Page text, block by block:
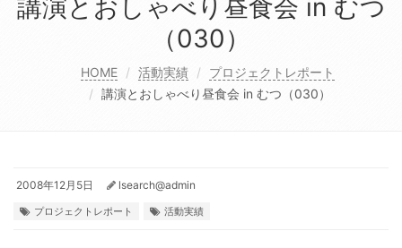
講演とおしゃべり昼食会 in むつ
（030）
HOME 活動実績
プロジェクトレポート
講演とおしゃべり昼食会 in むつ（030）
2008年12月5日 lsearch@admin
プロジェクトレポート 活動実績